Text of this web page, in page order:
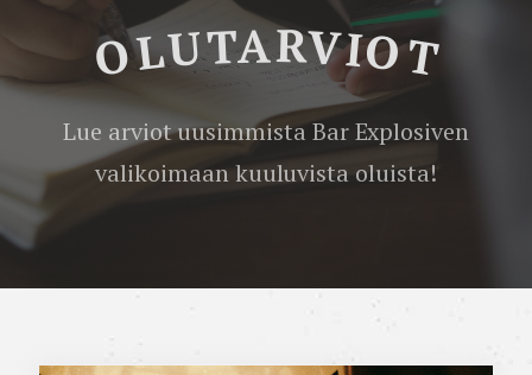
Yhteistyössä
Ota yhteyttä
Birra
dell’Eremo
Magnifica
American
Amber
OLUTARVIOT
Lue arviot uusimmista Bar Explosiven
valikoimaan kuuluvista oluista!